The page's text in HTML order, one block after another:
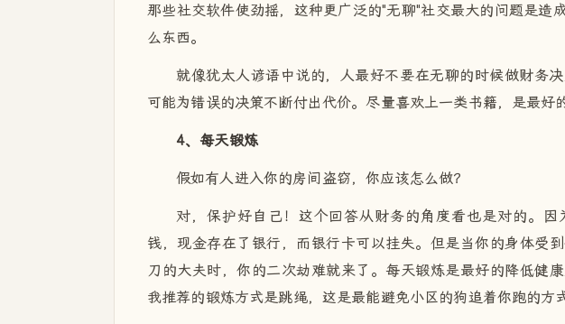
那些社交软件使劲摇，这种更广泛的"无聊"社交最大的问题是造
么东西。
就像犹太人谚语中说的，人最好不要在无聊的时候做财务
可能为错误的决策不断付出代价。尽量喜欢上一类书籍，是最好
4、每天锻炼
假如有人进入你的房间盗窃，你应该怎么做？
对，保护好自己！这个回答从财务的角度看也是对的。
钱，现金存在了银行，而银行卡可以挂失。但是当你的身体受
刀的大夫时，你的二次劫难就来了。每天锻炼是最好的降低健
我推荐的锻炼方式是跳绳，这是最能避免小区的狗追着你跑的方